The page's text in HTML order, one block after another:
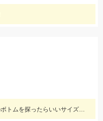
30gのジグをフルキャストからのボトムを探ったらいいサイズのホウボウが釣れました。